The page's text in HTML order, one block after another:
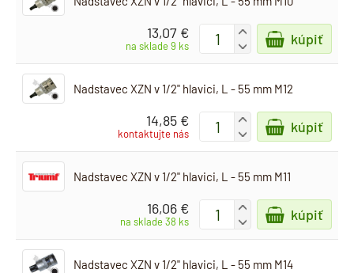
13,07 €
na sklade 9 ks
+
-
kúpiť
Nadstavec XZN v 1/2" hlavici, L - 55 mm M12
14,85 €
kontaktujte nás
+
-
kúpiť
Nadstavec XZN v 1/2" hlavici, L - 55 mm M11
16,06 €
na sklade 38 ks
+
-
kúpiť
Nadstavec XZN v 1/2" hlavici, L - 55 mm M14